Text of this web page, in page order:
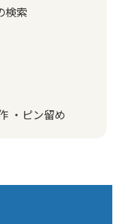
検索
・ピン留め